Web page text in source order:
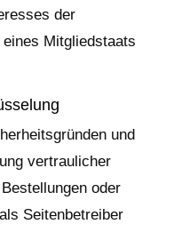
der
Mitgliedstaats
und
vertraulicher
oder
Seitenbetreiber